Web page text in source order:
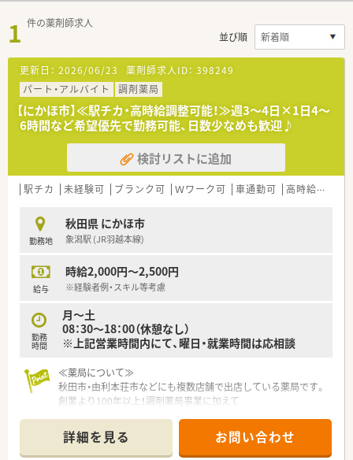
1 件の薬剤師求人
並び順
更新日： 2026/06/23 薬剤師求人ID： 398249
パート・アルバイト
調剤薬局
【にかほ市】≪駅チカ・高時給調整可能！≫週3～4日×1日4～
6時間など希望優先で勤務可能、日数少なめも歓迎♪
検討リストに追加
駅チカ 未経験可 ブランク可 Ｗワーク可 車通勤可 高時給(2,500円以上)
勤務地
秋田県 にかほ市
象潟駅 (JR羽越本線)
給与
時給2,000円～2,500円
※経験者例・スキル等考慮
勤務
時間
月～土
08：30～18：00（休憩なし）
※上記営業時間内にて、曜日・就業時間は応相談
≪薬局について≫
秋田市・由利本荘市などにも複数店舗で出店している薬局です。
創業より100年以上！調剤薬局事業に加えて
詳細を見る お問い合わせ